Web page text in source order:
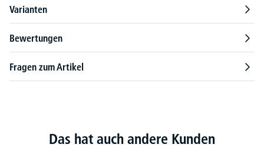
Varianten
Bewertungen
Fragen zum Artikel
Das hat auch andere Kunden